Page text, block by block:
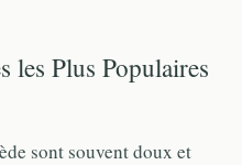
les Plus Populaires
sont souvent doux et